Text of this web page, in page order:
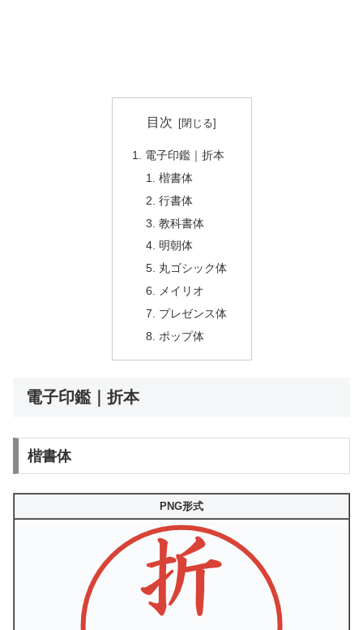
目次
電子印鑑｜折本
楷書体
行書体
教科書体
明朝体
丸ゴシック体
メイリオ
プレゼンス体
ポップ体
電子印鑑｜折本
楷書体
PNG形式